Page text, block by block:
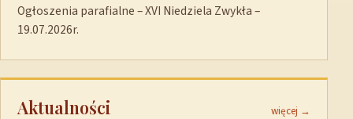
Ogłoszenia parafialne – XVI Niedziela Zwykła –
19.07.2026r.
Aktualności więcej →